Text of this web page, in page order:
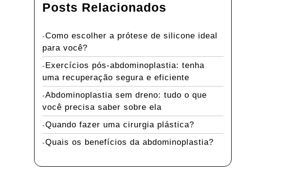
Posts Relacionados
Como escolher a prótese de silicone ideal
para você?
Exercícios pós-abdominoplastia: tenha
uma recuperação segura e eficiente
Abdominoplastia sem dreno: tudo o que
você precisa saber sobre ela
Quando fazer uma cirurgia plástica?
Quais os benefícios da abdominoplastia?